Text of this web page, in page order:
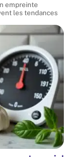
empreinte
les tendances